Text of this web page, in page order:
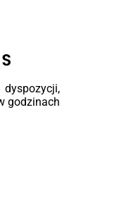
godzinach